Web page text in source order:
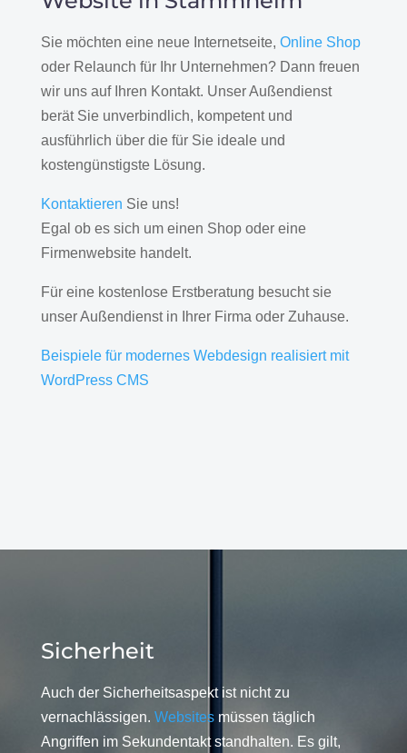
Sie möchten eine neue Internetseite, Online Shop
oder Relaunch für Ihr Unternehmen? Dann freuen
wir uns auf Ihren Kontakt. Unser Außendienst
berät Sie unverbindlich, kompetent und
ausführlich über die für Sie ideale und
kostengünstigste Lösung.
Kontaktieren Sie uns!
Egal ob es sich um einen Shop oder eine
Firmenwebsite handelt.
Für eine kostenlose Erstberatung besucht sie
unser Außendienst in Ihrer Firma oder Zuhause.
Beispiele für modernes Webdesign realisiert mit
WordPress CMS
Sicherheit
Auch der Sicherheitsaspekt ist nicht zu
vernachlässigen. Websitesmüssen täglich
Angriffen im Sekundentakt standhalten. Es gilt,